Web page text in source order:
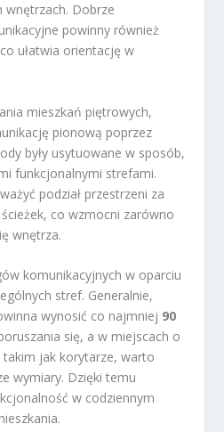
wnętrzach. Dobrze
powinny również
ułatwia orientację w
mieszkań piętrowych,
pionową poprzez
były usytuowane w sposób,
funkcjonalnymi strefami.
podział przestrzeni za
co wzmocni zarówno
wnętrza.
komunikacyjnych w oparciu
stref. Generalnie,
wynosić co najmniej 90
się, a w miejscach o
jak korytarze, warto
wymiary. Dzięki temu
w codziennym